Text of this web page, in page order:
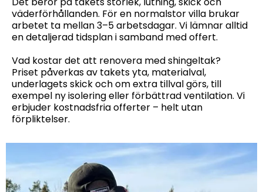
väderförhållanden. För en normalstor villa brukar
arbetet ta mellan 3–5 arbetsdagar. Vi lämnar alltid
en detaljerad tidsplan i samband med offert.
Vad kostar det att renovera med shingeltak?
Priset påverkas av takets yta, materialval,
underlagets skick och om extra tillval görs, till
exempel ny isolering eller förbättrad ventilation. Vi
erbjuder kostnadsfria offerter – helt utan
förpliktelser.